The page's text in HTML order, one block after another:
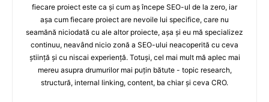
fiecare proiect este ca și cum aș începe SEO-ul de la zero, iar
așa cum fiecare proiect are nevoile lui specifice, care nu
seamănă niciodată cu ale altor proiecte, așa și eu mă specializez
continuu, neavând nicio zonă a SEO-ului neacoperită cu ceva
știință și cu niscai experiență. Totuși, cel mai mult mă aplec mai
mereu asupra drumurilor mai puțin bătute - topic research,
structură, internal linking, content, ba chiar și ceva CRO.